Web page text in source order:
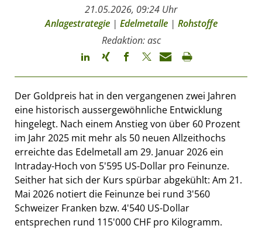
21.05.2026, 09:24 Uhr
Anlagestrategie| Edelmetalle| Rohstoffe
Redaktion: asc
Der Goldpreis hat in den vergangenen zwei Jahren
eine historisch aussergewöhnliche Entwicklung
hingelegt. Nach einem Anstieg von über 60 Prozent
im Jahr 2025 mit mehr als 50 neuen Allzeithochs
erreichte das Edelmetall am 29. Januar 2026 ein
Intraday-Hoch von 5'595 US-Dollar pro Feinunze.
Seither hat sich der Kurs spürbar abgekühlt: Am 21.
Mai 2026 notiert die Feinunze bei rund 3'560
Schweizer Franken bzw. 4'540 US-Dollar
entsprechen rund 115'000 CHF pro Kilogramm.